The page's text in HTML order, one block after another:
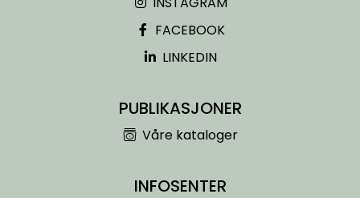
FACEBOOK
LINKEDIN
PUBLIKASJONER
Våre kataloger
INFOSENTER